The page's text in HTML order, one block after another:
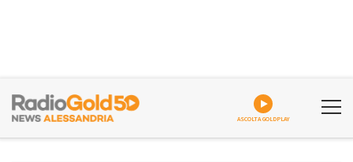
ASCOLTA GOLDPLAY